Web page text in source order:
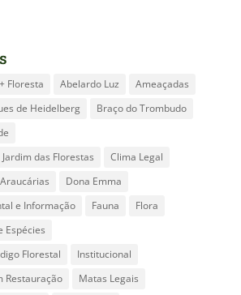
+ Floresta Abelardo Luz
Ameaçadas
de Heidelberg
Braço do Trombudo
das Florestas
Clima Legal
Dona Emma
e Informação
Fauna
Flora
Espécies
Florestal
Institucional
Restauração
Matas Legais